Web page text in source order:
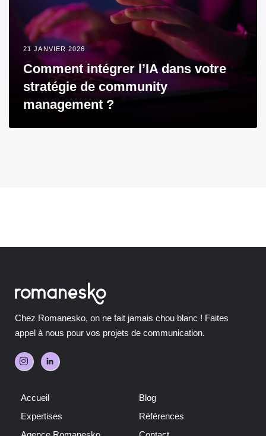
21 JANVIER 2026
Comment intégrer l’IA dans votre
stratégie de community
management ?
Chez Romanesko, on ne fait jamais chou blanc ! Faites
appel à nous pour vos projets de communication.
Accueil
Expertises
Blog
Références